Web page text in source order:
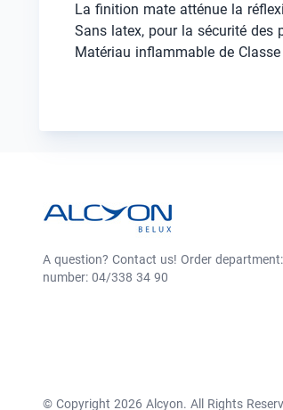
La finition mate atténue la
Sans latex, pour la sécurité des
Matériau inflammable de
A question? Contact us! Order
number: 04/338 34 90
© Copyright 2026 Alcyon. All Rights